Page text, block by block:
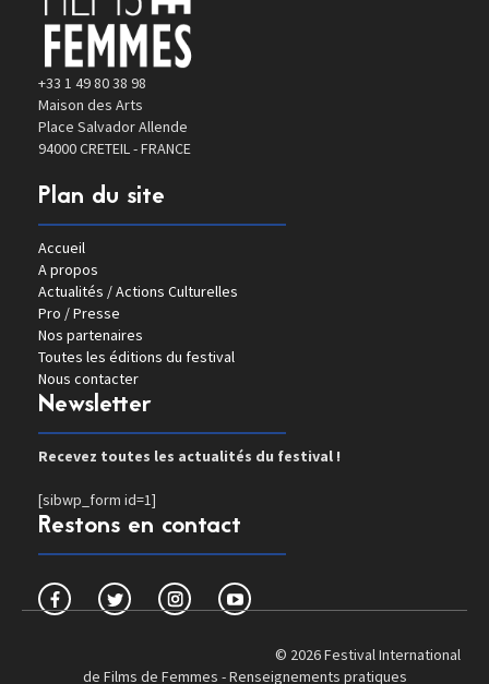
+33 1 49 80 38 98
Maison des Arts
Place Salvador Allende
94000 CRETEIL - FRANCE
Plan du site
Accueil
A propos
Actualités / Actions Culturelles
Pro / Presse
Nos partenaires
Toutes les éditions du festival
Nous contacter
Newsletter
Recevez toutes les actualités du festival !
[sibwp_form id=1]
Restons en contact
© 2026 Festival International
de Films de Femmes -Renseignements pratiques